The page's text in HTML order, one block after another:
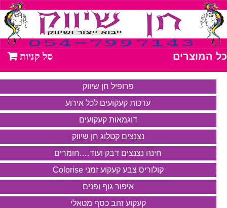
כל המוצרים
פרופיל חן שיווק
ערכות קעקועים לכל אירוע
דוגמאות קעקועים
נצנצים קטלוג חן שיווק
חינה נצנצים דבק ועוד….חומרים
קולוריס צבע קעקוע זמני Colorise
איפור גוף ופנים
קעקוע זהב כסף מטאלי